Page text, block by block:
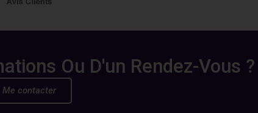
Ou D'un Rendez-Vous ?
Me contacter
Certification professionelle enregistrée au